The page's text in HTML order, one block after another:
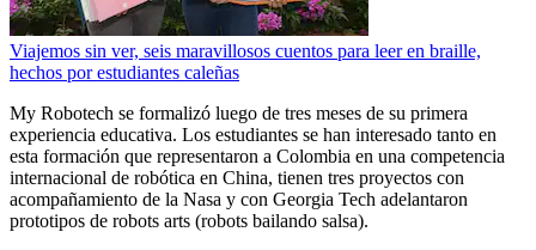
Viajemos sin ver, seis maravillosos cuentos para leer en braille,
hechos por estudiantes caleñas
My Robotech se formalizó luego de tres meses de su primera
experiencia educativa. Los estudiantes se han interesado tanto en
esta formación que representaron a Colombia en una competencia
internacional de robótica en China, tienen tres proyectos con
acompañamiento de la Nasa y con Georgia Tech adelantaron
prototipos de robots arts (robots bailando salsa).